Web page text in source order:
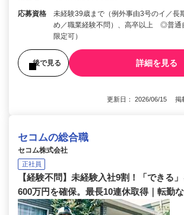
応募資格
未経験39歳まで（例外事由3号のイ／長
め／職業経験不問）、高卒以上 ◎普通
限定可）
後で見る 詳細を見る
更新日： 2026/06/15 掲
セコムの総合職
セコム株式会社
正社員
【経験不問】未経験入社9割！「できる
600万円を確保。最長10連休取得｜転勤